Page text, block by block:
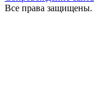
Все права защищены.